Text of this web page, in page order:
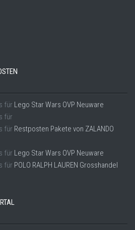
für Lego Star Wars OVP Neuware
für
für Restposten Pakete von ZALANDO
für Lego Star Wars OVP Neuware
für POLO RALPH LAUREN Grosshandel